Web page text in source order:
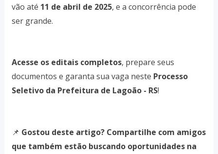
vão até 11 de abril de 2025, e a concorrência pode
ser grande.
Acesse os editais completos, prepare seus
documentos e garanta sua vaga neste Processo
Seletivo da Prefeitura de Lagoão - RS!
📌 Gostou deste artigo? Compartilhe com amigos
que também estão buscando oportunidades na